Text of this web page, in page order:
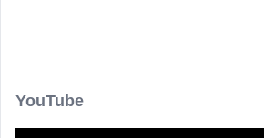
YouTube